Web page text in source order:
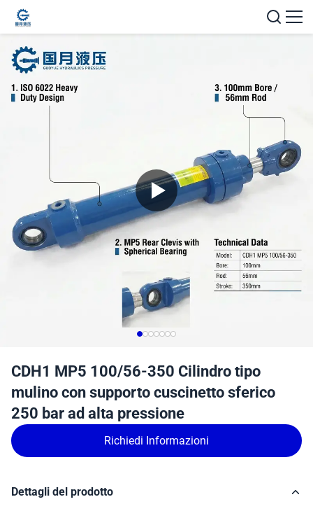
CDH1 MP5 100/56-350 Cilindro tipo
mulino con supporto cuscinetto sferico
250 bar ad alta pressione
Richiedi Informazioni
Dettagli del prodotto